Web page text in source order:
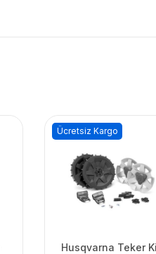
Husqvarna Teker
Ücretsiz Kargo